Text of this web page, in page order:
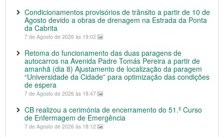
Condicionamentos provisórios de trânsito a partir de 10 de
Agosto devido a obras de drenagem na Estrada da Ponta
da Cabrita
7 de Agosto de 2026 às 19:02
Retoma do funcionamento das duas paragens de
autocarros na Avenida Padre Tomás Pereira a partir de
amanhã (dia 8) Ajustamento de localização da paragem
“Universidade da Cidade” para optimização das condições
de espera
7 de Agosto de 2026 às 18:47
CB realizou a cerimónia de encerramento do 51.º Curso
de Enfermagem de Emergência
7 de Agosto de 2026 às 18:12